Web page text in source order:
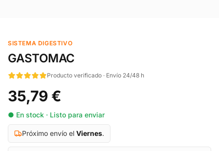
SISTEMA DIGESTIVO
GASTOMAC
Producto verificado · Envío 24/48 h
35,79 €
● En stock · Listo para enviar
Próximo envío el Viernes.